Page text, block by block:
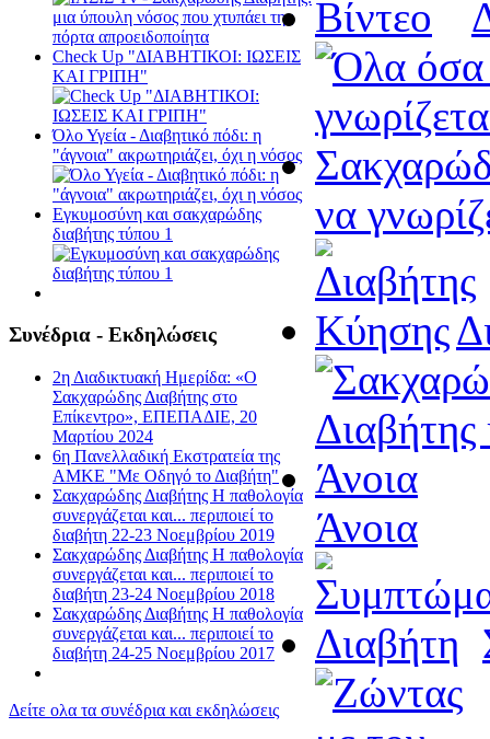
Check Up "ΔΙΑΒΗΤΙΚΟΙ: ΙΩΣΕΙΣ
ΚΑΙ ΓΡΙΠΗ"
Όλο Υγεία - Διαβητικό πόδι: η
"άγνοια" ακρωτηριάζει, όχι η νόσος
Εγκυμοσύνη και σακχαρώδης
διαβήτης τύπου 1
Συνέδρια - Εκδηλώσεις
2η Διαδικτυακή Ημερίδα: «Ο
Σακχαρώδης Διαβήτης στο
Επίκεντρο», ΕΠΕΠΑΔΙΕ, 20
Μαρτίου 2024
6η Πανελλαδική Εκστρατεία της
ΑΜΚΕ "Με Οδηγό το Διαβήτη"
Σακχαρώδης Διαβήτης Η παθολογία
συνεργάζεται και... περιποιεί το
διαβήτη 22-23 Νοεμβρίου 2019
Σακχαρώδης Διαβήτης Η παθολογία
συνεργάζεται και... περιποιεί το
διαβήτη 23-24 Νοεμβρίου 2018
Σακχαρώδης Διαβήτης Η παθολογία
συνεργάζεται και... περιποιεί το
διαβήτη 24-25 Νοεμβρίου 2017
Δείτε ολα τα συνέδρια και εκδηλώσεις
να
Άνοια